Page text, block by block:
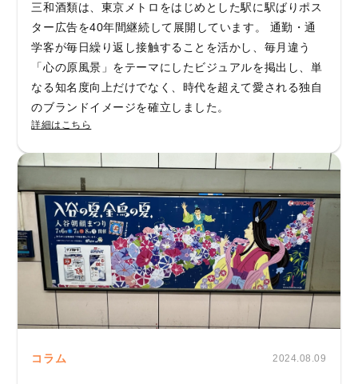
三和酒類は、東京メトロをはじめとした駅に駅ばりポス
ター広告を40年間継続して展開しています。 通勤・通
学客が毎日繰り返し接触することを活かし、毎月違う
「心の原風景」をテーマにしたビジュアルを掲出し、単
なる知名度向上だけでなく、時代を超えて愛される独自
のブランドイメージを確立しました。
詳細はこちら
コラム 2024.08.09